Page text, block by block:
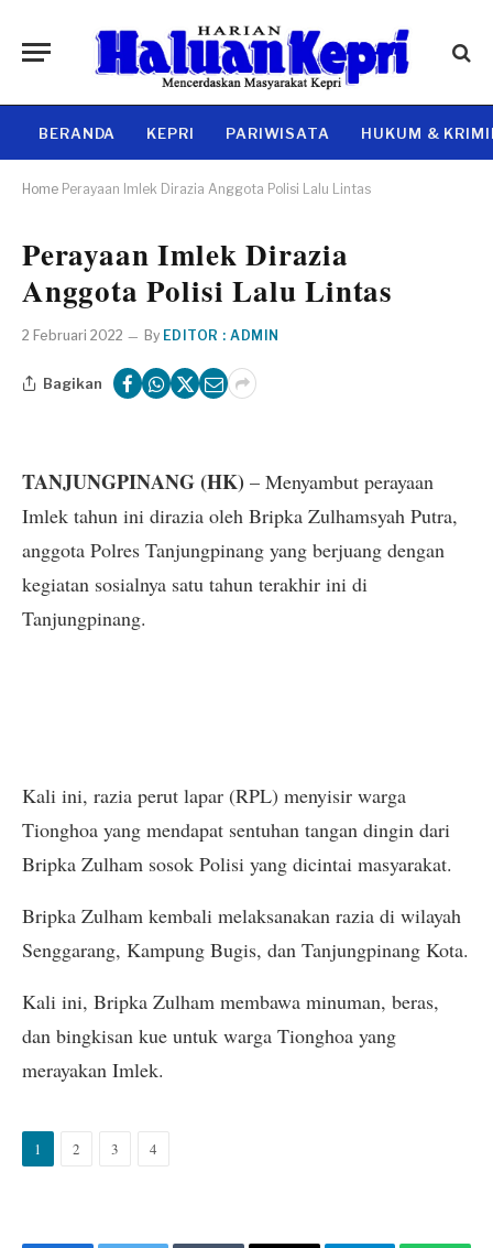
BERANDA KEPRI PARIWISATA HUKUM &
Home Perayaan Imlek Dirazia Anggota Polisi Lalu Lintas
Perayaan Imlek Dirazia
Anggota Polisi Lalu Lintas
2 Februari 2022 By EDITOR : ADMIN
Bagikan
TANJUNGPINANG (HK) – Menyambut perayaan
Imlek tahun ini dirazia oleh Bripka Zulhamsyah Putra,
anggota Polres Tanjungpinang yang berjuang dengan
kegiatan sosialnya satu tahun terakhir ini di
Tanjungpinang.
Kali ini, razia perut lapar (RPL) menyisir warga
Tionghoa yang mendapat sentuhan tangan dingin dari
Bripka Zulham sosok Polisi yang dicintai masyarakat.
Bripka Zulham kembali melaksanakan razia di wilayah
Senggarang, Kampung Bugis, dan Tanjungpinang Kota.
Kali ini, Bripka Zulham membawa minuman, beras,
dan bingkisan kue untuk warga Tionghoa yang
merayakan Imlek.
1 2 3 4